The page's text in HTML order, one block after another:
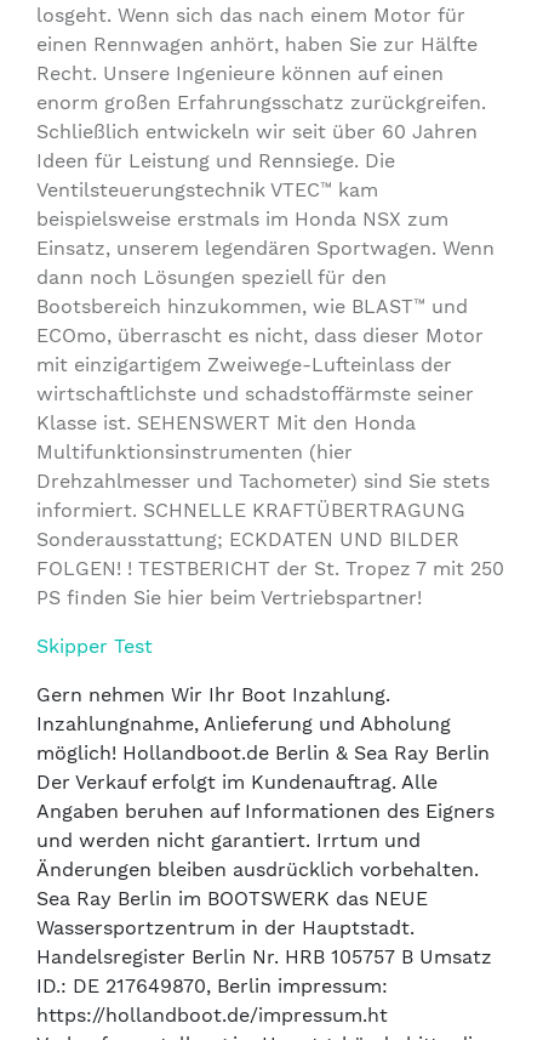
losgeht. Wenn sich das nach einem Motor für
einen Rennwagen anhört, haben Sie zur Hälfte
Recht. Unsere Ingenieure können auf einen
enorm großen Erfahrungsschatz zurückgreifen.
Schließlich entwickeln wir seit über 60 Jahren
Ideen für Leistung und Rennsiege. Die
Ventilsteuerungstechnik VTEC™ kam
beispielsweise erstmals im Honda NSX zum
Einsatz, unserem legendären Sportwagen. Wenn
dann noch Lösungen speziell für den
Bootsbereich hinzukommen, wie BLAST™ und
ECOmo, überrascht es nicht, dass dieser Motor
mit einzigartigem Zweiwege-Lufteinlass der
wirtschaftlichste und schadstoffärmste seiner
Klasse ist. SEHENSWERT Mit den Honda
Multifunktionsinstrumenten (hier
Drehzahlmesser und Tachometer) sind Sie stets
informiert. SCHNELLE KRAFTÜBERTRAGUNG
Sonderausstattung; ECKDATEN UND BILDER
FOLGEN! ! TESTBERICHT der St. Tropez 7 mit 250
PS finden Sie hier beim Vertriebspartner!
Skipper Test
Gern nehmen Wir Ihr Boot Inzahlung.
Inzahlungnahme, Anlieferung und Abholung
möglich! Hollandboot.de Berlin & Sea Ray Berlin
Der Verkauf erfolgt im Kundenauftrag. Alle
Angaben beruhen auf Informationen des Eigners
und werden nicht garantiert. Irrtum und
Änderungen bleiben ausdrücklich vorbehalten.
Sea Ray Berlin im BOOTSWERK das NEUE
Wassersportzentrum in der Hauptstadt.
Handelsregister Berlin Nr. HRB 105757 B Umsatz
ID.: DE 217649870, Berlin impressum:
https://hollandboot.de/impressum.ht